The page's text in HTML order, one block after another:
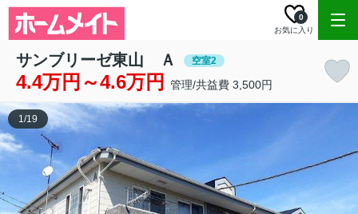
お気に入り
0
サンブリーゼ東山 Ａ 空室2
4.4万円～4.6万円 管理/共益費 3,500円
1/19